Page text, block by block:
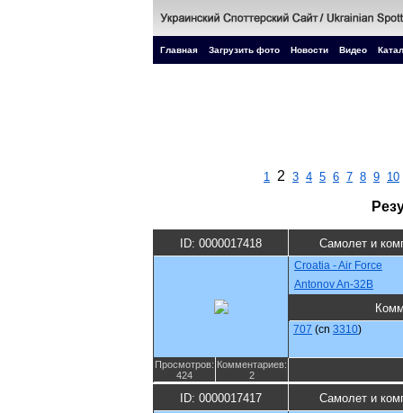
Главная Загрузить фото Новости Видео
1 2 3 4 5 6 7 8 9 10
ID: 0000017418 Самолет и
Croatia - Air Force
Antonov An-32B
707 (cn 3310)
Просмотров:
424
Комментариев:
2
ID: 0000017417 Самолет и